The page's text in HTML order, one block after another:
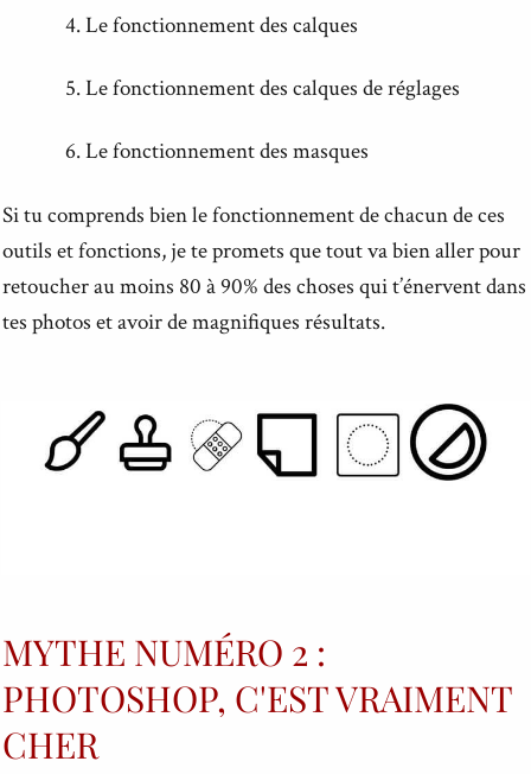
Le fonctionnement des calques
Le fonctionnement des calques de réglages
Le fonctionnement des masques
Si tu comprends bien le fonctionnement de chacun de ces
outils et fonctions, je te promets que tout va bien aller pour
retoucher au moins 80 à 90% des choses qui t’énervent dans
tes photos et avoir de magnifiques résultats.
MYTHE NUMÉRO 2 :
PHOTOSHOP, C'EST VRAIMENT
CHER